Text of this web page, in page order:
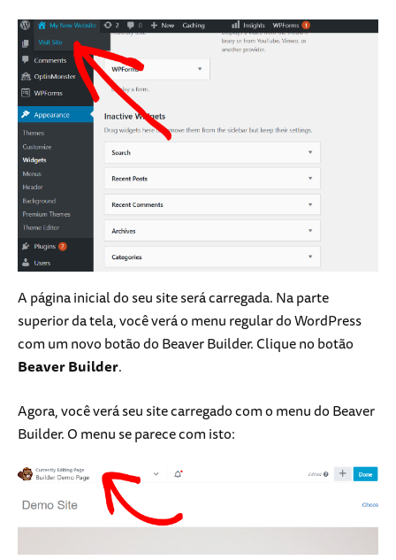
A página inicial do seu site será carregada. Na parte
superior da tela, você verá o menu regular do WordPress
com um novo botão do Beaver Builder. Clique no botão
Beaver Builder.
Agora, você verá seu site carregado com o menu do Beaver
Builder. O menu se parece com isto: